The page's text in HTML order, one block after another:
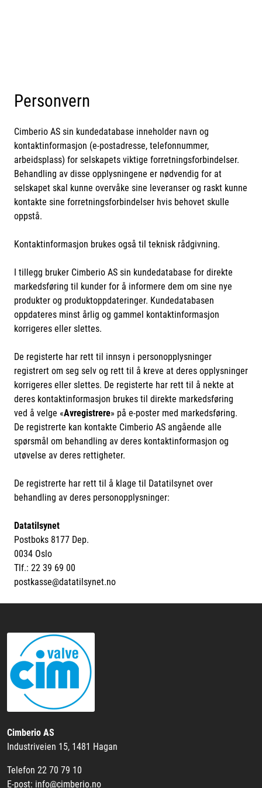
Personvern
Cimberio AS sin kundedatabase inneholder navn og
kontaktinformasjon (e-postadresse, telefonnummer,
arbeidsplass) for selskapets viktige forretningsforbindelser.
Behandling av disse opplysningene er nødvendig for at
selskapet skal kunne overvåke sine leveranser og raskt kunne
kontakte sine forretningsforbindelser hvis behovet skulle
oppstå.
Kontaktinformasjon brukes også til teknisk rådgivning.
I tillegg bruker Cimberio AS sin kundedatabase for direkte
markedsføring til kunder for å informere dem om sine nye
produkter og produktoppdateringer. Kundedatabasen
oppdateres minst årlig og gammel kontaktinformasjon
korrigeres eller slettes.
De registerte har rett til innsyn i personopplysninger
registrert om seg selv og rett til å kreve at deres opplysninger
korrigeres eller slettes. De registerte har rett til å nekte at
deres kontaktinformasjon brukes til direkte markedsføring
ved å velge «Avregistrere» på e-poster med markedsføring.
De registrerte kan kontakte Cimberio AS angående alle
spørsmål om behandling av deres kontaktinformasjon og
utøvelse av deres rettigheter.
De registrerte har rett til å klage til Datatilsynet over
behandling av deres personopplysninger:
Datatilsynet
Postboks 8177 Dep.
0034 Oslo
Tlf.: 22 39 69 00
postkasse@datatilsynet.no
Cimberio AS
Industriveien 15, 1481 Hagan
Telefon 22 70 79 10
E-post: info@cimberio.no
Lagersalg
Nyheter
Brosjyrer
Knolval
Videoer
Sertifiseringer
Om oss
Blogg
Miljø og bærekraft
Salgsbetingelser